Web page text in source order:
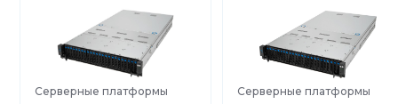
Серверные платформы Серверные платформы